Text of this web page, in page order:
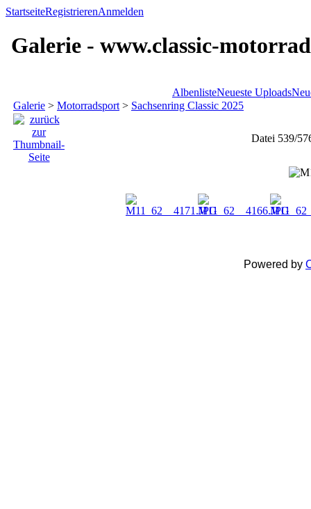
StartseiteRegistrierenAnmelden
Galerie - www.classic-
AlbenlisteNeueste Uploads
Galerie > Motorradsport > Sachsenring Classic 2025
Datei 539/
Powered by